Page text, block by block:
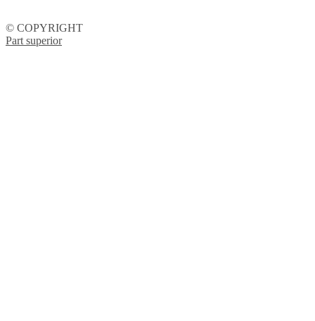
© COPYRIGHT
Part superior